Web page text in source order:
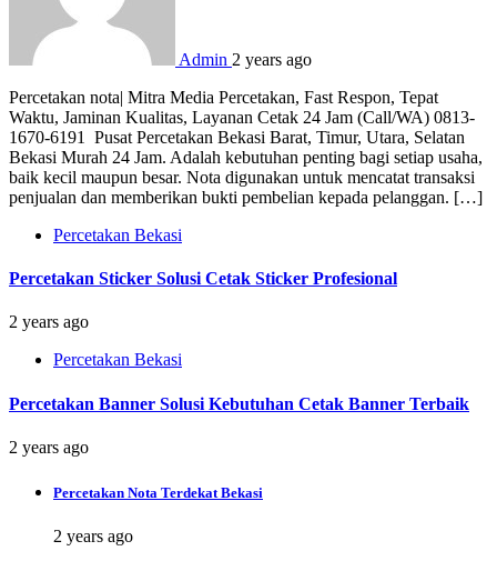
Admin 2 years ago
Percetakan nota| Mitra Media Percetakan, Fast Respon, Tepat
Waktu, Jaminan Kualitas, Layanan Cetak 24 Jam (Call/WA) 0813-
1670-6191 Pusat Percetakan Bekasi Barat, Timur, Utara, Selatan
Bekasi Murah 24 Jam. Adalah kebutuhan penting bagi setiap usaha,
baik kecil maupun besar. Nota digunakan untuk mencatat transaksi
penjualan dan memberikan bukti pembelian kepada pelanggan. […]
Percetakan Bekasi
Percetakan Sticker Solusi Cetak Sticker Profesional
2 years ago
Percetakan Bekasi
Percetakan Banner Solusi Kebutuhan Cetak Banner Terbaik
2 years ago
Percetakan Nota Terdekat Bekasi
2 years ago